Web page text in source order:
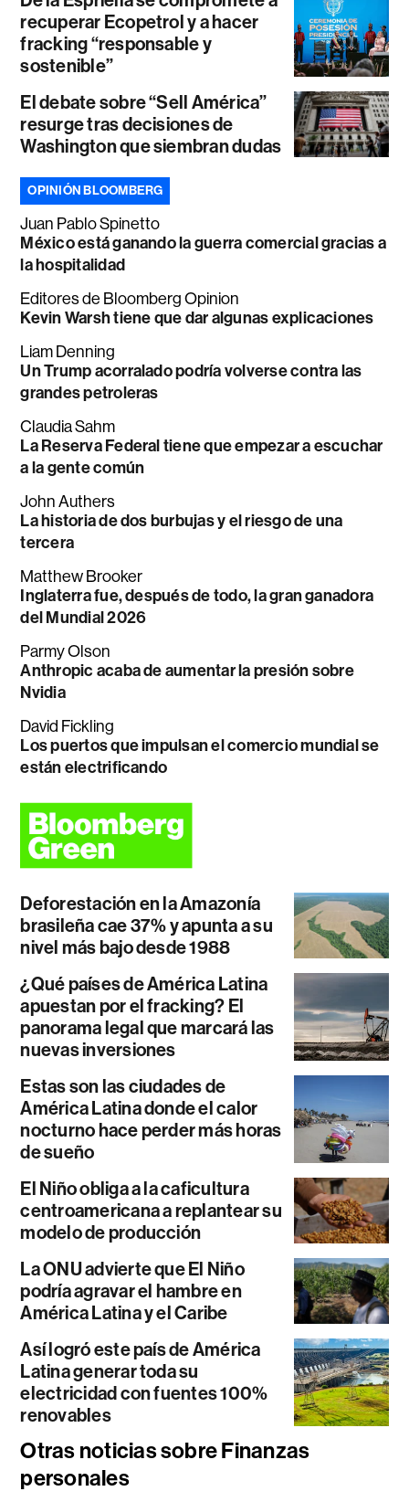
recuperar Ecopetrol y a hacer
fracking “responsable y
sostenible”
El debate sobre “Sell América”
resurge tras decisiones de
Washington que siembran dudas
OPINIÓN BLOOMBERG
Juan Pablo Spinetto
México está ganando la guerra comercial gracias a
la hospitalidad
Editores de Bloomberg Opinion
Kevin Warsh tiene que dar algunas explicaciones
Liam Denning
Un Trump acorralado podría volverse contra las
grandes petroleras
Claudia Sahm
La Reserva Federal tiene que empezar a escuchar
a la gente común
John Authers
La historia de dos burbujas y el riesgo de una
tercera
Matthew Brooker
Inglaterra fue, después de todo, la gran ganadora
del Mundial 2026
Parmy Olson
Anthropic acaba de aumentar la presión sobre
Nvidia
David Fickling
Los puertos que impulsan el comercio mundial se
están electrificando
Deforestación en la Amazonía
brasileña cae 37% y apunta a su
nivel más bajo desde 1988
¿Qué países de América Latina
apuestan por el fracking? El
panorama legal que marcará las
nuevas inversiones
Estas son las ciudades de
América Latina donde el calor
nocturno hace perder más horas
de sueño
El Niño obliga a la caficultura
centroamericana a replantear su
modelo de producción
La ONU advierte que El Niño
podría agravar el hambre en
América Latina y el Caribe
Así logró este país de América
Latina generar toda su
electricidad con fuentes 100%
renovables
Otras noticias sobre Finanzas
personales